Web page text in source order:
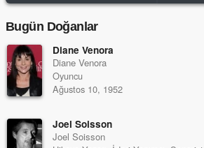
Bugün Doğanlar
Diane Venora
Diane Venora
Oyuncu
Ağustos 10, 1952
Joel Soisson
Joel Soisson